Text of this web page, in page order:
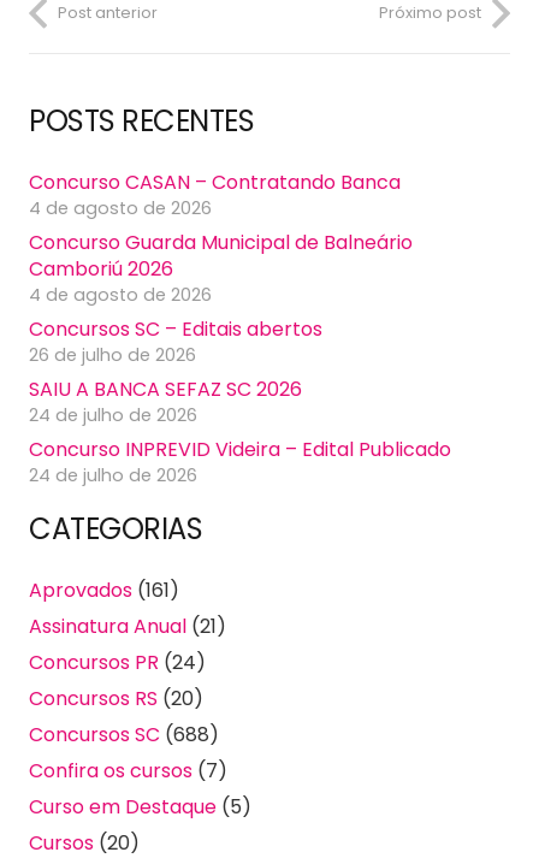
Post anterior Próximo post
POSTS RECENTES
Concurso CASAN – Contratando Banca
4 de agosto de 2026
Concurso Guarda Municipal de Balneário
Camboriú 2026
4 de agosto de 2026
Concursos SC – Editais abertos
26 de julho de 2026
SAIU A BANCA SEFAZ SC 2026
24 de julho de 2026
Concurso INPREVID Videira – Edital Publicado
24 de julho de 2026
CATEGORIAS
Aprovados (161)
Assinatura Anual (21)
Concursos PR (24)
Concursos RS (20)
Concursos SC (688)
Confira os cursos (7)
Curso em Destaque (5)
Cursos (20)